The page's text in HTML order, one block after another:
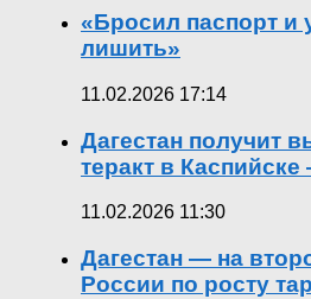
«Бросил паспорт и
лишить»
11.02.2026 17:14
Дагестан получит
теракт в
11.02.2026 11:30
Дагестан — на
России по росту